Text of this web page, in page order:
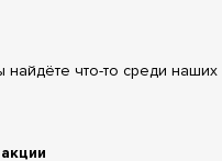
что-то среди наших